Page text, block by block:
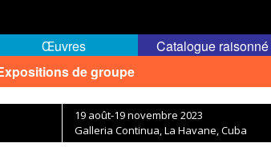
de groupe
Œuvres Catalogue raisonné
19 août-19 novembre 2023
Galleria Continua, La Havane, Cuba